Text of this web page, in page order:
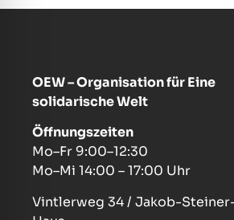
OEW – Organisation für Eine
solidarische Welt
Öffnungszeiten
Mo–Fr 9:00–12:30
Mo–Mi 14:00 – 17:00 Uhr
Vintlerweg 34 / Jakob-